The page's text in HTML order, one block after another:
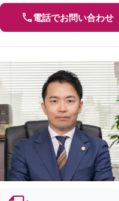
電話でお問い合わせ